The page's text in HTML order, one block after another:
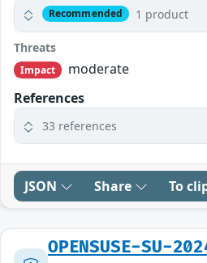
Recommended 1 product
Threats
Impact
moderate
References
33 references
JSON Share To
OPENSUSE-SU-